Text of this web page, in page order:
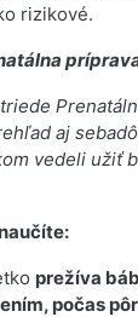
rizikové.
aj
vedeli užiť
prežíva
počas